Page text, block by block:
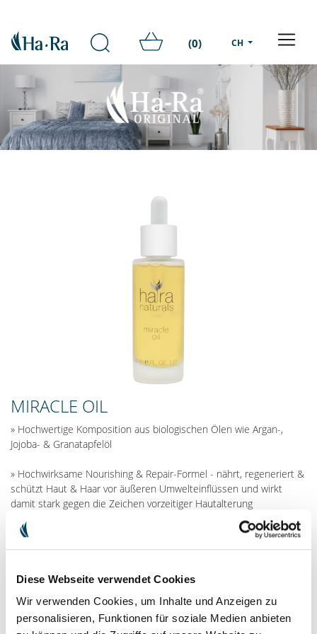
Diese Webseite verwendet Cookies
Wir verwenden Cookies, um Inhalte und Anzeigen zu
personalisieren, Funktionen für soziale Medien anbieten
(0) CH
MIRACLE OIL
» Hochwertige Komposition aus biologischen Ölen wie Argan-,
Jojoba- & Granatapfelöl
» Hochwirksame Nourishing & Repair-Formel - nährt, regeneriert &
schützt Haut & Haar vor äußeren Umwelteinflüssen und wirkt
damit stark gegen die Zeichen vorzeitiger Hautalterung
» Sofort sichtbare & spürbare Ergebnisse – hinterlässt ein seidig-
weiches Gefühl mit Wow-Faktor
» Für die Anwendung auf der Haut und in den Haaren geeignet
EUR 43.00 inkl. MwSt. zzgl.Versandkosten
EUR 1’433.33 / 1l